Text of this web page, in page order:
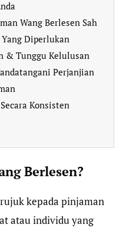
Wang Berlesen Sah
Yang Diperlukan
& Tunggu Kelulusan
Perjanjian
Konsisten
Berlesen?
kepada pinjaman
atau individu yang